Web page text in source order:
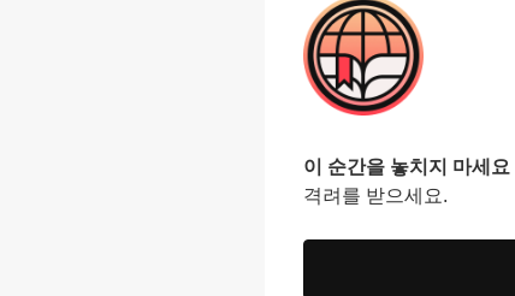
이 순간을 놓치지 마세요
격려를 받으세요.